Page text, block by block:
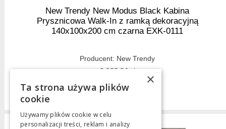
New Trendy New Modus Black Kabina
Prysznicowa Walk-In z ramką dekoracyjną
140x100x200 cm czarna EXK-0111
Producent: New Trendy
6 183,04zł
×
Ta strona używa plików
cookie
Używamy plików cookie w celu
personalizacji treści, reklam i analizy